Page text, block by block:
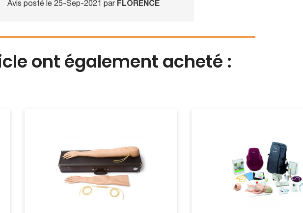
Avis posté le 25-Sep-2021 par FLORENCE
ont également acheté :